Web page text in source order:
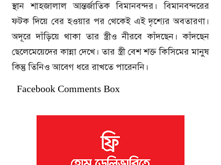
স্থান শাহজালাল আন্তর্জাতিক বিমানবন্দর। বিমানবন্দরের
ফটক দিয়ে বের হওয়ার পর থেকেই এই দৃশ্যের অবতারণা।
অদূরে দাঁড়িয়ে থাকা তার স্ত্রীও নীরবে কাঁদছেন। কাঁদছেন
ছেলেমেয়েদের কান্না দেখে। তার স্ত্রী বেশ শক্ত কিসিমের মানুষ
কিন্তু তিনিও আবেগ ধরে রাখতে পারেননি।
Facebook Comments Box